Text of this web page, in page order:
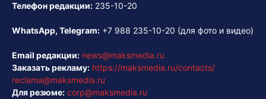
Телефон редакции: 235-10-20
WhatsApp, Telegram: +7 988 235-10-20 (для фото и видео)
Email редакции: news@maksmedia.ru
Заказать рекламу: https://maksmedia.ru/contacts/
reclama@maksmedia.ru
Для резюме: corp@maksmedia.ru